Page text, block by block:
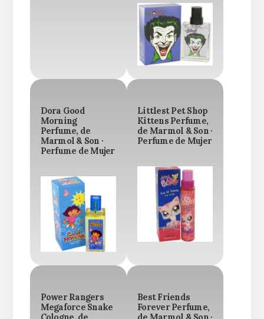
Dora Good
Morning
Perfume, de
Marmol & Son ·
Perfume de Mujer
Littlest Pet Shop
Kittens Perfume,
de Marmol & Son ·
Perfume de Mujer
Power Rangers
Megaforce Snake
Best Friends
Forever Perfume,